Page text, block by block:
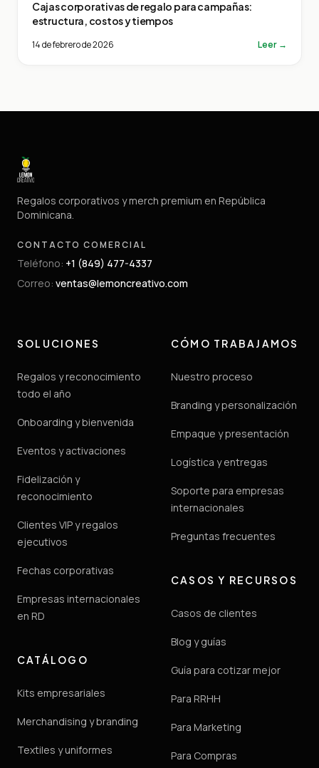
Cajas corporativas de regalo para campañas:
estructura, costos y tiempos
14 de febrero de 2026 Leer →
Regalos corporativos y merch premium en República
Dominicana.
CONTACTO COMERCIAL
Teléfono: +1 (849) 477-4337
Correo: ventas@lemoncreativo.com
SOLUCIONES
Regalos y reconocimiento
todo el año
Onboarding y bienvenida
Eventos y activaciones
Fidelización y
reconocimiento
Clientes VIP y regalos
ejecutivos
Fechas corporativas
Empresas internacionales
en RD
CATÁLOGO
Kits empresariales
Merchandising y branding
Textiles y uniformes
CÓMO TRABAJAMOS
Nuestro proceso
Branding y personalización
Empaque y presentación
Logística y entregas
Soporte para empresas
internacionales
Preguntas frecuentes
CASOS Y RECURSOS
Casos de clientes
Blog y guías
Guía para cotizar mejor
Para RRHH
Para Marketing
Para Compras